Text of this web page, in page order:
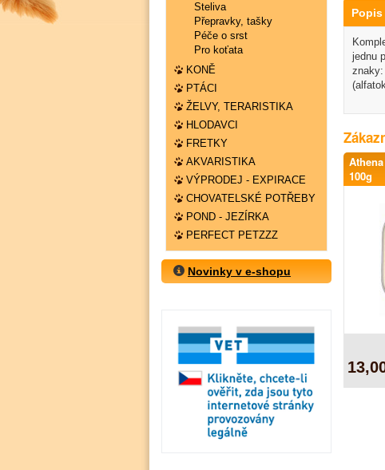
Steliva
Přepravky, tašky
Péče o srst
Pro koťata
KONĚ
PTÁCI
ŽELVY, TERARISTIKA
HLODAVCI
FRETKY
AKVARISTIKA
VÝPRODEJ - EXPIRACE
CHOVATELSKÉ POTŘEBY
POND - JEZÍRKA
PERFECT PETZZZ
Novinky v e-shopu
Popis
jednu
100g